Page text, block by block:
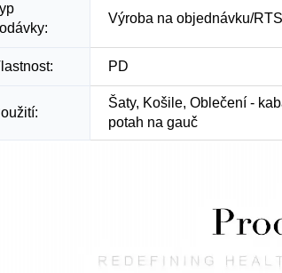
Výroba na objednávku/RTS
PD
Šaty, Košile, Oblečení -
potah na gauč